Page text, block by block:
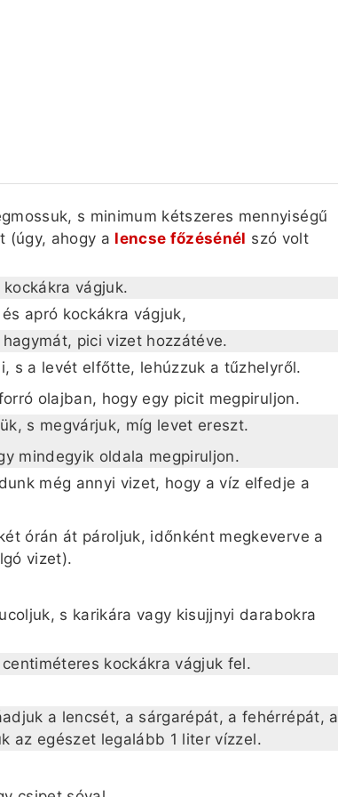
s minimum kétszeres mennyiségű
(úgy, ahogy a lencse főzésénél szó volt
vágjuk.
apró kockákra vágjuk,
pici vizet hozzátéve.
s a levét elfőtte, lehúzzuk a tűzhelyről.
olajban, hogy egy picit megpiruljon.
s megvárjuk, míg levet ereszt.
mindegyik oldala megpiruljon.
még annyi vizet, hogy a víz elfedje a
órán át pároljuk, időnként megkeverve a
vizet).
s karikára vagy kisujjnyi darabokra
kockákra vágjuk fel.
a lencsét, a sárgarépát, a fehérrépát, a
az egészet legalább 1 liter vízzel.